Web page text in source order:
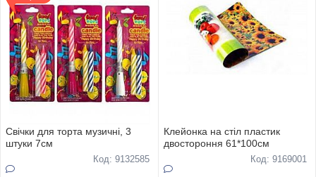
Свічки для торта музичні, 3
штуки 7см
Код: 9132585
Клейонка на стіл пластик
двостороння 61*100см
Код: 9169001